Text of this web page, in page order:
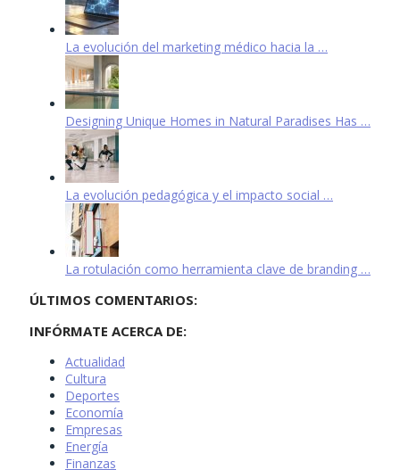
La evolución del marketing médico hacia la …
Designing Unique Homes in Natural Paradises Has …
La evolución pedagógica y el impacto social …
La rotulación como herramienta clave de branding …
ÚLTIMOS COMENTARIOS:
INFÓRMATE ACERCA DE:
Actualidad
Cultura
Deportes
Economía
Empresas
Energía
Finanzas